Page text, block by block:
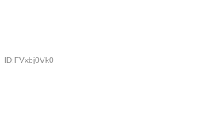
ID:FVxbj0Vk0